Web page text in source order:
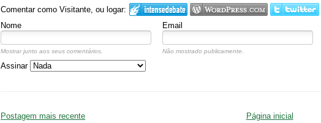
Comentar como Visitante, ou logar:
Nome Email
Mostrar junto aos seus comentários. Não mostrado publicamente.
Assinar
Postagem mais recente Página inicial